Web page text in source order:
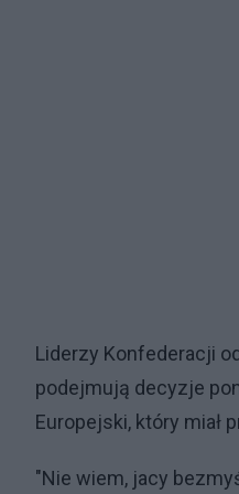
Liderzy Konfederacji
podejmują decyzje
Europejski, który miał
"Nie wiem, jacy